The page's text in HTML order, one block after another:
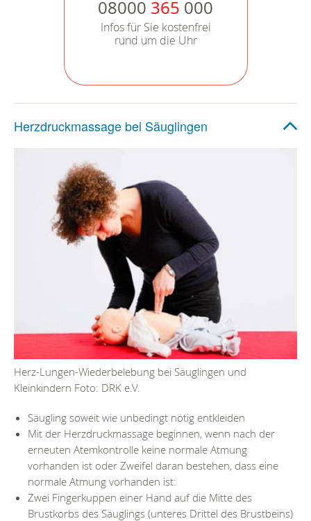
08000 365 000
Infos für Sie kostenfrei
rund um die Uhr
Herzdruckmassage bei Säuglingen
Herz-Lungen-Wiederbelebung bei Säuglingen und
Kleinkindern Foto: DRK e.V.
Säugling soweit wie unbedingt nötig entkleiden
Mit der Herzdruckmassage beginnen, wenn nach der
erneuten Atemkontrolle keine normale Atmung
vorhanden ist oder Zweifel daran bestehen, dass eine
normale Atmung vorhanden ist:
Zwei Fingerkuppen einer Hand auf die Mitte des
Brustkorbs des Säuglings (unteres Drittel des Brustbeins)